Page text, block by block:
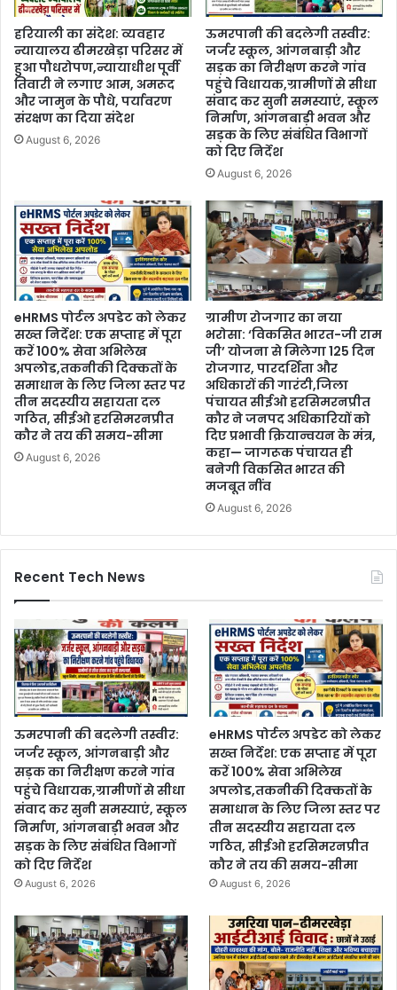
हरियाली का संदेश: व्यवहार
न्यायालय ढीमरखेड़ा परिसर में
हुआ पौधरोपण,न्यायाधीश पूर्वी
तिवारी ने लगाए आम, अमरूद
और जामुन के पौधे, पर्यावरण
संरक्षण का दिया संदेश
August 6, 2026
ऊमरपानी की बदलेगी तस्वीर:
जर्जर स्कूल, आंगनबाड़ी और
सड़क का निरीक्षण करने गांव
पहुंचे विधायक,ग्रामीणों से सीधा
संवाद कर सुनी समस्याएं, स्कूल
निर्माण, आंगनबाड़ी भवन और
सड़क के लिए संबंधित विभागों
को दिए निर्देश
August 6, 2026
eHRMS पोर्टल अपडेट को लेकर
सख्त निर्देश: एक सप्ताह में पूरा
करें 100% सेवा अभिलेख
अपलोड,तकनीकी दिक्कतों के
समाधान के लिए जिला स्तर पर
तीन सदस्यीय सहायता दल
गठित, सीईओ हरसिमरनप्रीत
कौर ने तय की समय-सीमा
August 6, 2026
ग्रामीण रोजगार का नया
भरोसा: ‘विकसित भारत-जी राम
जी’ योजना से मिलेगा 125 दिन
रोजगार, पारदर्शिता और
अधिकारों की गारंटी,जिला
पंचायत सीईओ हरसिमरनप्रीत
कौर ने जनपद अधिकारियों को
दिए प्रभावी क्रियान्वयन के मंत्र,
कहा— जागरूक पंचायत ही
बनेगी विकसित भारत की
मजबूत नींव
August 6, 2026
Recent Tech News
ऊमरपानी की बदलेगी तस्वीर:
जर्जर स्कूल, आंगनबाड़ी और
सड़क का निरीक्षण करने गांव
पहुंचे विधायक,ग्रामीणों से सीधा
संवाद कर सुनी समस्याएं, स्कूल
निर्माण, आंगनबाड़ी भवन और
सड़क के लिए संबंधित विभागों
को दिए निर्देश
August 6, 2026
eHRMS पोर्टल अपडेट को लेकर
सख्त निर्देश: एक सप्ताह में पूरा
करें 100% सेवा अभिलेख
अपलोड,तकनीकी दिक्कतों के
समाधान के लिए जिला स्तर पर
तीन सदस्यीय सहायता दल
गठित, सीईओ हरसिमरनप्रीत
कौर ने तय की समय-सीमा
August 6, 2026